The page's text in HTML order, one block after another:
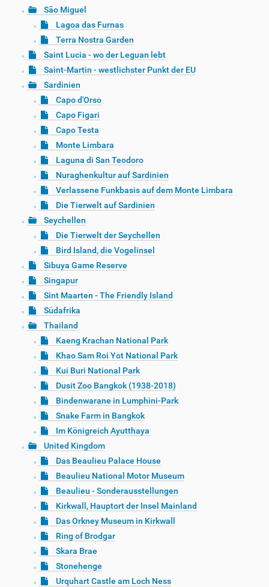
São Miguel
Lagoa das Furnas
Terra Nostra Garden
Saint Lucia - wo der Leguan lebt
Saint-Martin - westlichster Punkt der EU
Sardinien
Capo d'Orso
Capo Figari
Capo Testa
Monte Limbara
Laguna di San Teodoro
Nuraghenkultur auf Sardinien
Verlassene Funkbasis auf dem Monte Limbara
Die Tierwelt auf Sardinien
Seychellen
Die Tierwelt der Seychellen
Bird Island, die Vogelinsel
Sibuya Game Reserve
Singapur
Sint Maarten - The Friendly Island
Südafrika
Thailand
Kaeng Krachan National Park
Khao Sam Roi Yot National Park
Kui Buri National Park
Dusit Zoo Bangkok (1938-2018)
Bindenwarane in Lumphini-Park
Snake Farm in Bangkok
Im Königreich Ayutthaya
United Kingdom
Das Beaulieu Palace House
Beaulieu National Motor Museum
Beaulieu - Sonderausstellungen
Kirkwall, Hauptort der Insel Mainland
Das Orkney Museum in Kirkwall
Ring of Brodgar
Skara Brae
Stonehenge
Urquhart Castle am Loch Ness